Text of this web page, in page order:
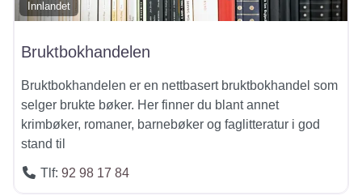
Innlandet
Bruktbokhandelen
Bruktbokhandelen er en nettbasert bruktbokhandel som
selger brukte bøker. Her finner du blant annet
krimbøker, romaner, barnebøker og faglitteratur i god
stand til
Tlf: 92 98 17 84